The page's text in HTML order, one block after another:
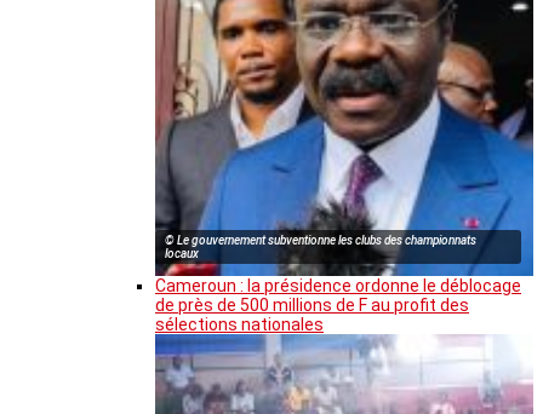
© Le gouvernement subventionne les clubs des championnats
locaux
Cameroun : la présidence ordonne le déblocage
de près de 500 millions de F au profit des
sélections nationales